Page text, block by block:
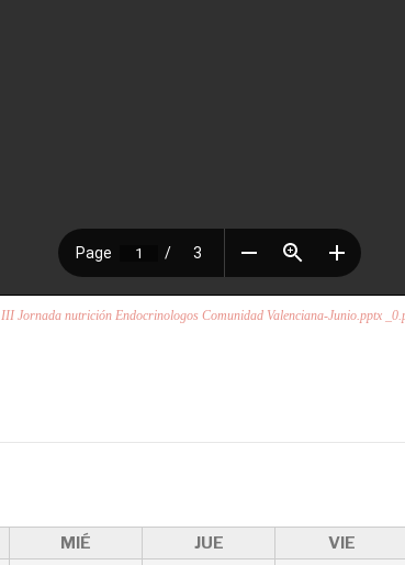
III Jornada nutrición Endocrinologos Comunidad Valenciana-Junio.pptx
MIÉ JUE VIE